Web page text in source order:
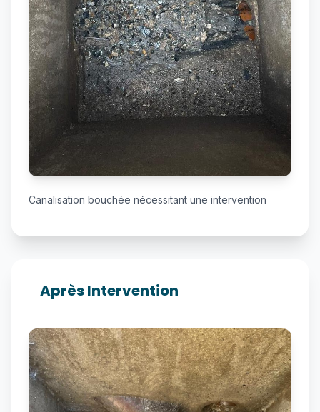
Canalisation bouchée nécessitant une intervention
Après Intervention